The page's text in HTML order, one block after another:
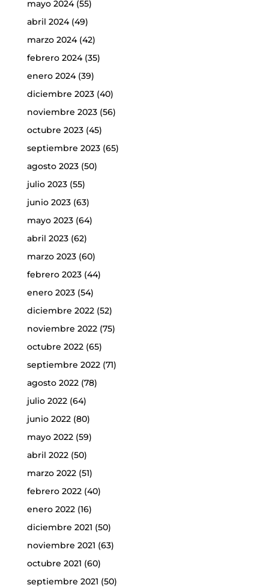
mayo 2024(55)
abril 2024(49)
marzo 2024(42)
febrero 2024(35)
enero 2024(39)
diciembre 2023(40)
noviembre 2023(56)
octubre 2023(45)
septiembre 2023(65)
agosto 2023(50)
julio 2023(55)
junio 2023(63)
mayo 2023(64)
abril 2023(62)
marzo 2023(60)
febrero 2023(44)
enero 2023(54)
diciembre 2022(52)
noviembre 2022(75)
octubre 2022(65)
septiembre 2022(71)
agosto 2022(78)
julio 2022(64)
junio 2022(80)
mayo 2022(59)
abril 2022(50)
marzo 2022(51)
febrero 2022(40)
enero 2022(16)
diciembre 2021 (50)
noviembre 2021 (63)
octubre 2021 (60)
septiembre 2021 (50)